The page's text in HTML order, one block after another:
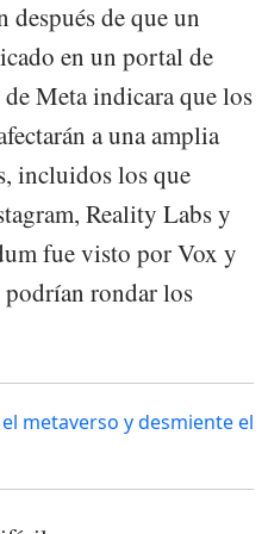
después de que un
en un portal de
de Meta indicara que los
a una amplia
incluidos los que
Reality Labs y
fue visto por Vox y
podrían rondar los
metaverso y desmiente el